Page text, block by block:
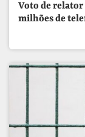
Voto de relator
milhões de